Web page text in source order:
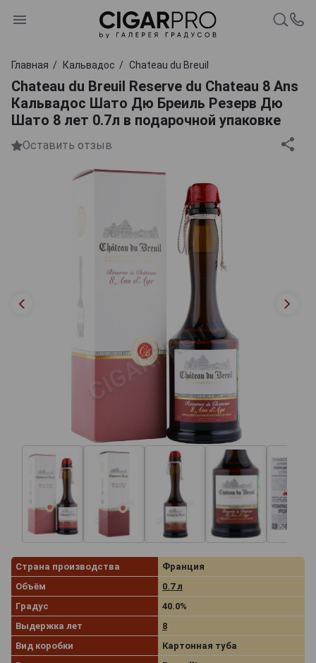
Главная Кальвадос Chateau du Breuil
Chateau du Breuil Reserve du Chateau 8 Ans
Кальвадос Шато Дю Бреиль Резерв Дю
Шато 8 лет 0.7л в подарочной упаковке
Оставить отзыв
Страна производства
Франция
Объём
0.7 л
Градус
40.0%
Выдержка лет
8
Вид коробки
Картонная туба